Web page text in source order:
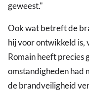
geweest."
Ook wat betreft de
hij voor ontwikkeld is,
Romain heeft precies
omstandigheden had
de brandveiligheid